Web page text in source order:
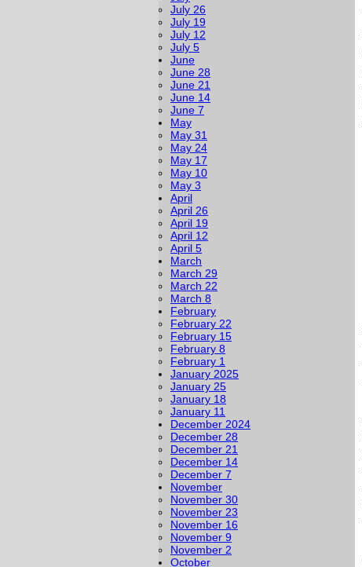
July 26
July 19
July 12
July 5
June
June 28
June 21
June 14
June 7
May
May 31
May 24
May 17
May 10
May 3
April
April 26
April 19
April 12
April 5
March
March 29
March 22
March 8
February
February 22
February 15
February 8
February 1
January 2025
January 25
January 18
January 11
December 2024
December 28
December 21
December 14
December 7
November
November 30
November 23
November 16
November 9
November 2
October